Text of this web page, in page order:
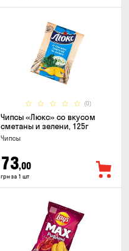
(0)
Чипсы «Люкс» со вкусом
сметаны и зелени, 125г
Чипсы
73,00
грн за 1 шт